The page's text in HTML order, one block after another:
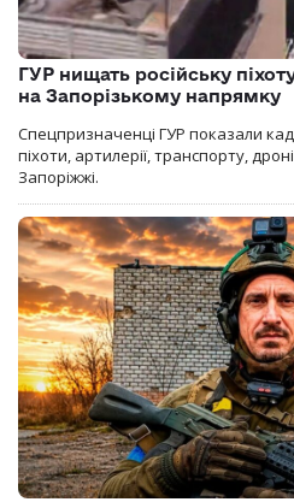
ГУР нищать російську
на Запорізькому напрямку
Спецпризначенці ГУР показали
піхоти, артилерії, транспорту,
Запоріжжі.